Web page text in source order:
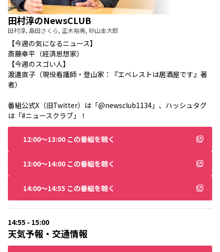
田村淳のNewsCLUB
田村淳, 島田さくら, 正木裕美, 砂山圭大郎
【今週の気になるニュース】
斎藤幸平（経済思想家）
【今週のスゴい人】
渡邊直子（現役看護師・登山家：『エベレストは居酒屋です』著
者）
番組公式X（旧Twitter）は「@newsclub1134 」、ハッシュタグ
は「#ニュースクラブ」！
12:00〜13:00 この番組を聴く
13:00〜14:00 この番組を聴く
14:00〜14:55 この番組を聴く
14:55 - 15:00
天気予報・交通情報